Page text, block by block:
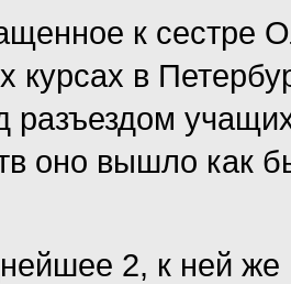
к сестре
курсах в
разъездом
оно вышло как
2, к ней же